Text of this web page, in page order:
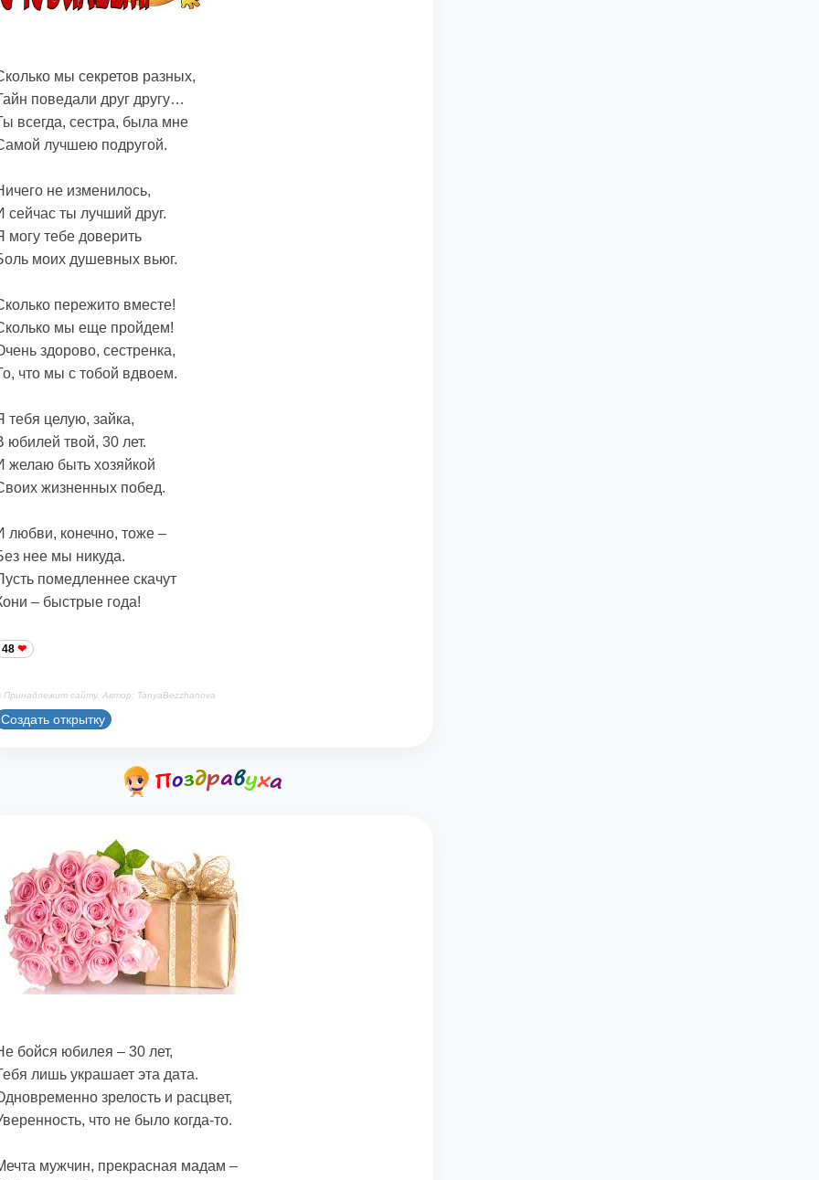
мы секретов разных,
поведали друг другу…
всегда, сестра, была мне
лучшею подругой.
не изменилось,
сейчас ты лучший друг.
могу тебе доверить
моих душевных вьюг.
пережито вместе!
мы еще пройдем!
здорово, сестренка,
что мы с тобой вдвоем.
тебя целую, зайка,
юбилей твой, 30 лет.
желаю быть хозяйкой
жизненных побед.
любви, конечно, тоже –
нее мы никуда.
помедленнее скачут
– быстрые года!
48
Принадлежит сайту. Автор: TanyaBezzhanova
Создать открытку
бойся юбилея – 30 лет,
лишь украшает эта дата.
зрелость и расцвет,
что не было когда-то.
мужчин, прекрасная мадам –